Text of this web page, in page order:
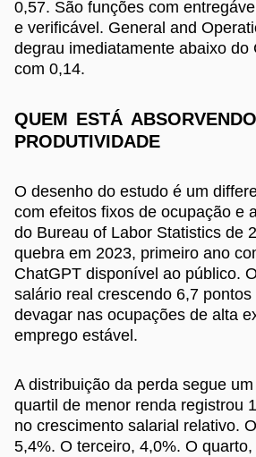
0,57. São funções com
e verificável. General and
degrau imediatamente abaixo do
com 0,14.
QUEM ESTÁ
PRODUTIVIDADE
O desenho do estudo é um
com efeitos fixos de ocupação e
do Bureau of Labor Statistics de
quebra em 2023, primeiro ano
ChatGPT disponível ao público.
salário real crescendo 6,7
devagar nas ocupações de alta
emprego estável.
A distribuição da perda segue
quartil de menor renda registrou
no crescimento salarial relativo.
5,4%. O terceiro, 4,0%. O